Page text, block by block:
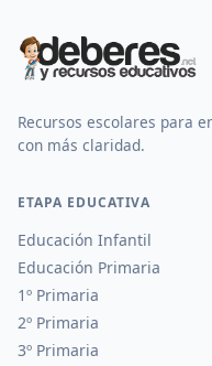
Recursos escolares para
con más claridad.
ETAPA EDUCATIVA
Educación Infantil
Educación Primaria
1º Primaria
2º Primaria
3º Primaria